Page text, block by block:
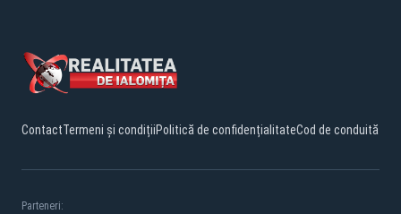
ContactTermeni și condițiiPolitică de confidențialitateCod de conduită
Parteneri: